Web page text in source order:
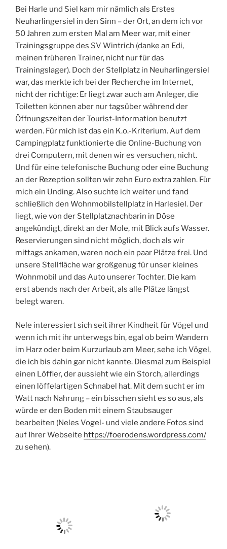
Bei Harle und Siel kam mir nämlich als Erstes
Neuharlingersiel in den Sinn – der Ort, an dem ich vor
50 Jahren zum ersten Mal am Meer war, mit einer
Trainingsgruppe des SV Wintrich (danke an Edi,
meinen früheren Trainer, nicht nur für das
Trainingslager). Doch der Stellplatz in Neuharlingersiel
war, das merkte ich bei der Recherche im Internet,
nicht der richtige: Er liegt zwar auch am Anleger, die
Toiletten können aber nur tagsüber während der
Öffnungszeiten der Tourist-Information benutzt
werden. Für mich ist das ein K.o.-Kriterium. Auf dem
Campingplatz funktionierte die Online-Buchung von
drei Computern, mit denen wir es versuchen, nicht.
Und für eine telefonische Buchung oder eine Buchung
an der Rezeption sollten wir zehn Euro extra zahlen. Für
mich ein Unding. Also suchte ich weiter und fand
schließlich den Wohnmobilstellplatz in Harlesiel. Der
liegt, wie von der Stellplatznachbarin in Döse
angekündigt, direkt an der Mole, mit Blick aufs Wasser.
Reservierungen sind nicht möglich, doch als wir
mittags ankamen, waren noch ein paar Plätze frei. Und
unsere Stellfläche war großgenug für unser kleines
Wohnmobil und das Auto unserer Tochter. Die kam
erst abends nach der Arbeit, als alle Plätze längst
belegt waren.
Nele interessiert sich seit ihrer Kindheit für Vögel und
wenn ich mit ihr unterwegs bin, egal ob beim Wandern
im Harz oder beim Kurzurlaub am Meer, sehe ich Vögel,
die ich bis dahin gar nicht kannte. Diesmal zum Beispiel
einen Löffler, der aussieht wie ein Storch, allerdings
einen löffelartigen Schnabel hat. Mit dem sucht er im
Watt nach Nahrung – ein bisschen sieht es so aus, als
würde er den Boden mit einem Staubsauger
bearbeiten (Neles Vogel- und viele andere Fotos sind
auf Ihrer Webseite https://foerodens.wordpress.com/
zu sehen).